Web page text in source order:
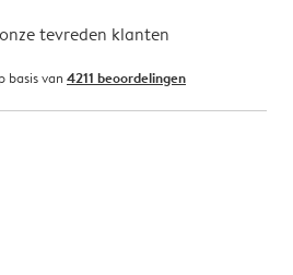
tevreden klanten
basis van 4211 beoordelingen